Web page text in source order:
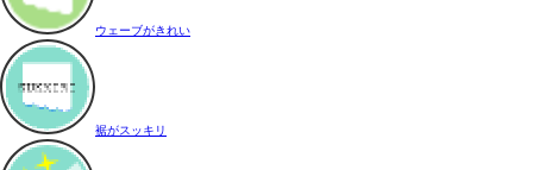
ウェーブがきれい
裾がスッキリ